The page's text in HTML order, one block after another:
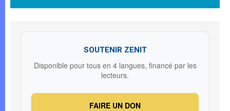
SOUTENIR ZENIT
Disponible pour tous en 4 langues, financé par les
lecteurs.
FAIRE UN DON